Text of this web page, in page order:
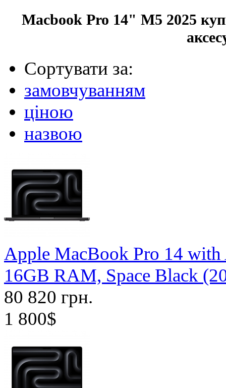
Macbook Pro 14" M5 2025
Сортувати за:
замовчуванням
ціною
назвою
Apple MacBook Pro 14
16GB RAM, Space Black
80 820 грн.
1 800$